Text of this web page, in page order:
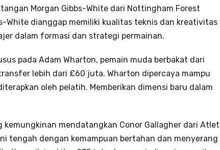
Morgan Gibbs-White dari Nottingham Forest
dianggap memiliki kualitas teknis dan kreativitas
dalam formasi dan strategi permainan.
pada Adam Wharton, pemain muda berbakat dari
lebih dari £60 juta. Wharton dipercaya mampu
oleh pelatih. Memberikan dimensi baru dalam
kemungkinan mendatangkan Conor Gallagher dari
tengah dengan kemampuan bertahan dan menyerang